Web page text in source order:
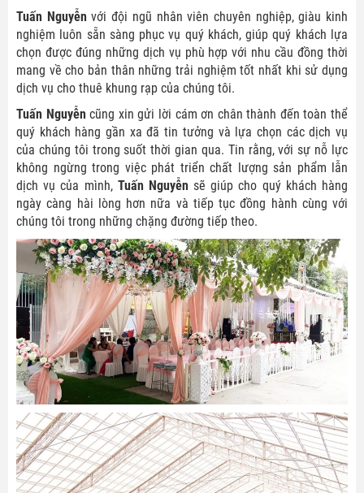
Tuấn Nguyễn với đội ngũ nhân viên chuyên nghiệp, giàu kinh
nghiệm luôn sẵn sàng phục vụ quý khách, giúp quý khách lựa
chọn được đúng những dịch vụ phù hợp với nhu cầu đồng thời
mang về cho bản thân những trải nghiệm tốt nhất khi sử dụng
dịch vụ cho thuê khung rạp của chúng tôi.
Tuấn Nguyễn cũng xin gửi lời cám ơn chân thành đến toàn thể
quý khách hàng gần xa đã tin tưởng và lựa chọn các dịch vụ
của chúng tôi trong suốt thời gian qua. Tin rằng, với sự nỗ lực
không ngừng trong việc phát triển chất lượng sản phẩm lẫn
dịch vụ của mình, Tuấn Nguyễn sẽ giúp cho quý khách hàng
ngày càng hài lòng hơn nữa và tiếp tục đồng hành cùng với
chúng tôi trong những chặng đường tiếp theo.